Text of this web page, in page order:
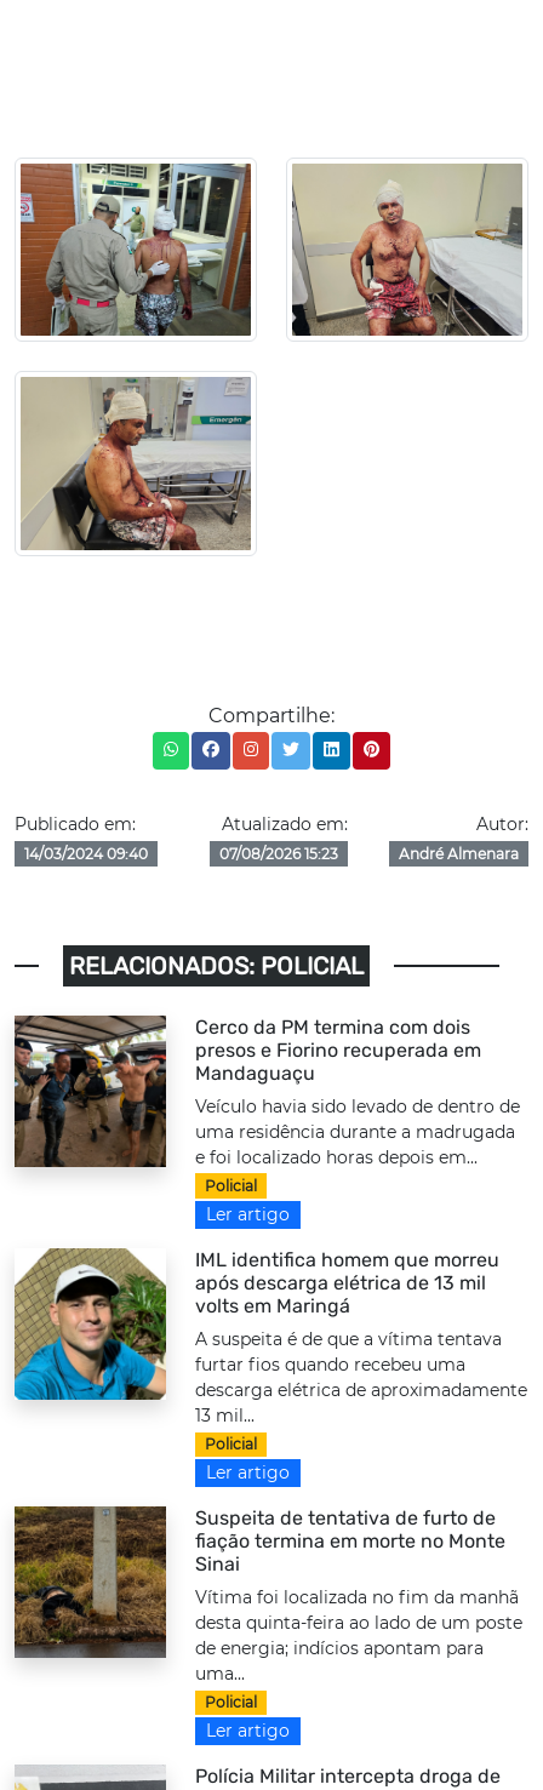
Compartilhe:
Publicado em:
14/03/2024 09:40
Atualizado em:
07/08/2026 15:23
Autor:
André Almenara
RELACIONADOS: POLICIAL
Cerco da PM termina com dois
presos e Fiorino recuperada em
Mandaguaçu
Veículo havia sido levado de dentro de
uma residência durante a madrugada
e foi localizado horas depois em...
Policial
Ler artigo
IML identifica homem que morreu
após descarga elétrica de 13 mil
volts em Maringá
A suspeita é de que a vítima tentava
furtar fios quando recebeu uma
descarga elétrica de aproximadamente
13 mil...
Policial
Ler artigo
Suspeita de tentativa de furto de
fiação termina em morte no Monte
Sinai
Vítima foi localizada no fim da manhã
desta quinta-feira ao lado de um poste
de energia; indícios apontam para
uma...
Policial
Ler artigo
Polícia Militar intercepta droga de